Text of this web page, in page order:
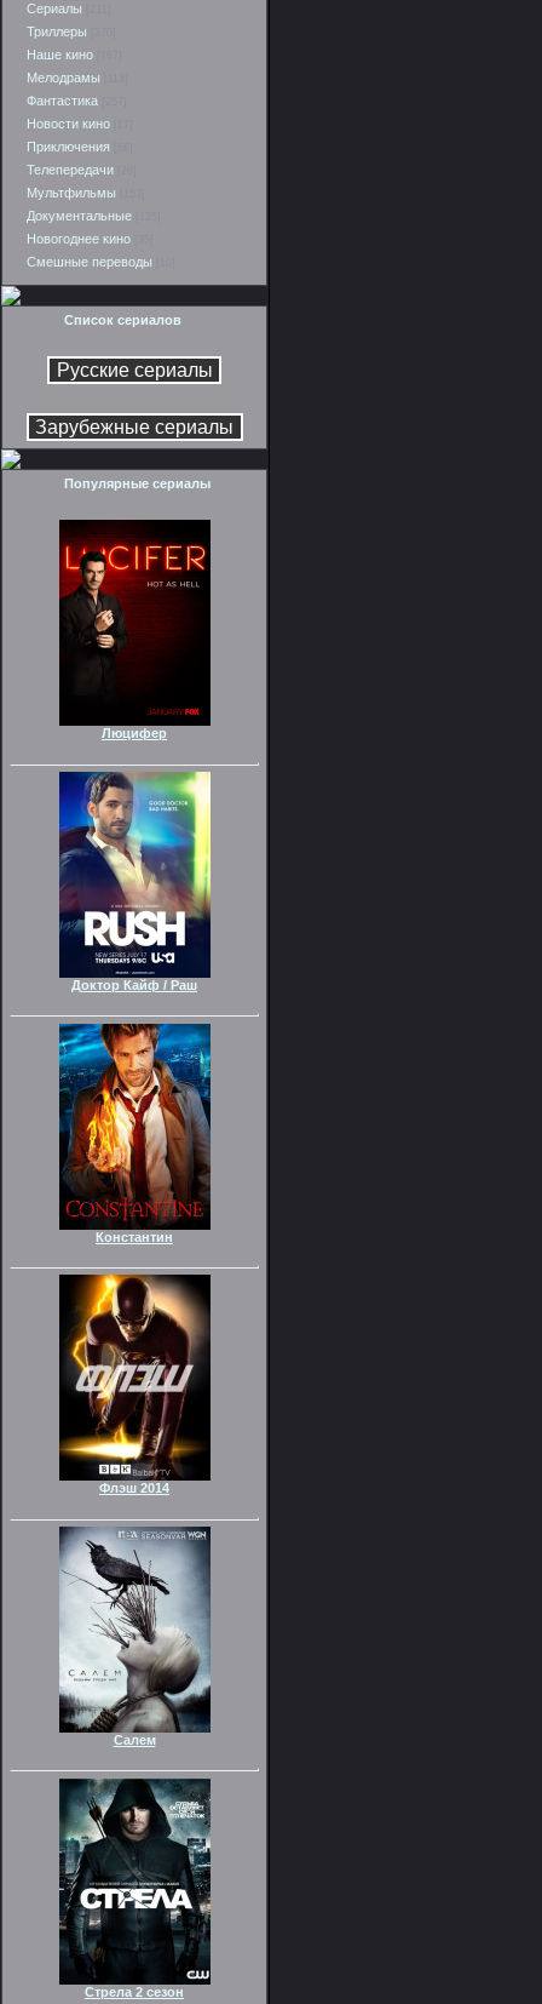
Сериалы
Триллеры
Наше кино
Мелодрамы
Фантастика
Новости кино
Приключения
Телепередачи
Мультфильмы
Документальные
Новогоднее кино
Смешные переводы
Список сериалов
Популярные сериалы
Люцифер
Доктор Кайф / Раш
Константин
Флэш 2014
Салем
Стрела 2 сезон